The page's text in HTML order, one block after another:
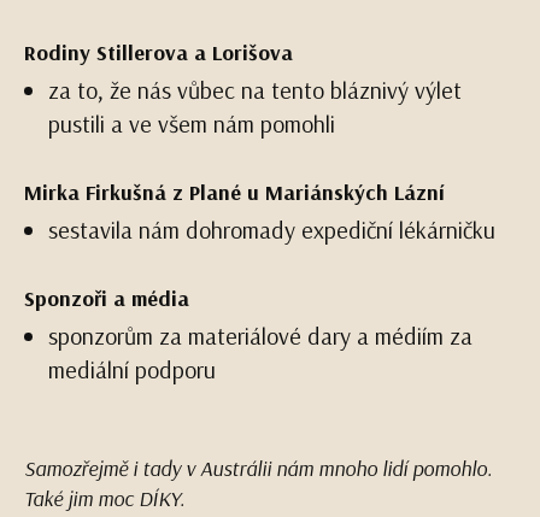
Rodiny Stillerova a Lorišova
za to, že nás vůbec na tento bláznivý výlet
pustili a ve všem nám pomohli
Mirka Firkušná z Plané u Mariánských Lázní
sestavila nám dohromady expediční lékárničku
Sponzoři a média
sponzorům za materiálové dary a médiím za
mediální podporu
Samozřejmě i tady v Austrálii nám mnoho lidí pomohlo.
Také jim moc DÍKY.